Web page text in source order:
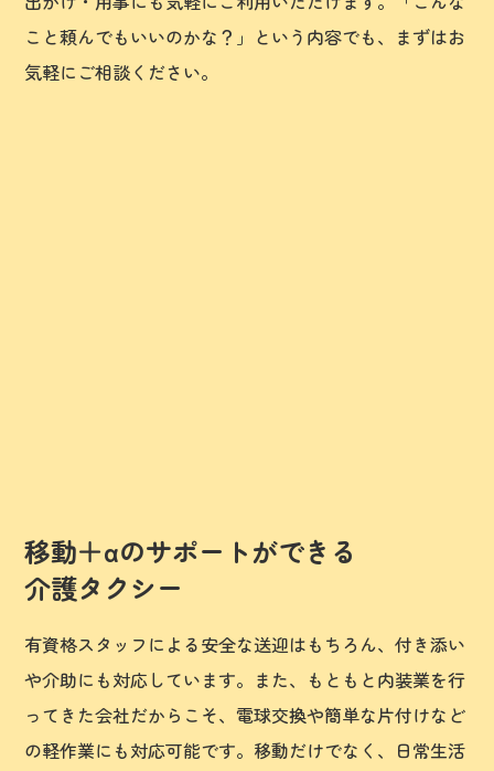
こと頼んでもいいのかな？」という内容でも、まずはお
気軽にご相談ください。
移動＋αのサポートができる
介護タクシー
有資格スタッフによる安全な送迎はもちろん、付き添い
や介助にも対応しています。また、もともと内装業を行
ってきた会社だからこそ、電球交換や簡単な片付けなど
の軽作業にも対応可能です。移動だけでなく、日常生活